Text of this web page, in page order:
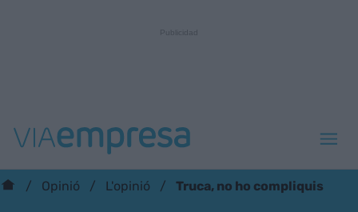
Opinió L'opinió Truca, no ho compliquis